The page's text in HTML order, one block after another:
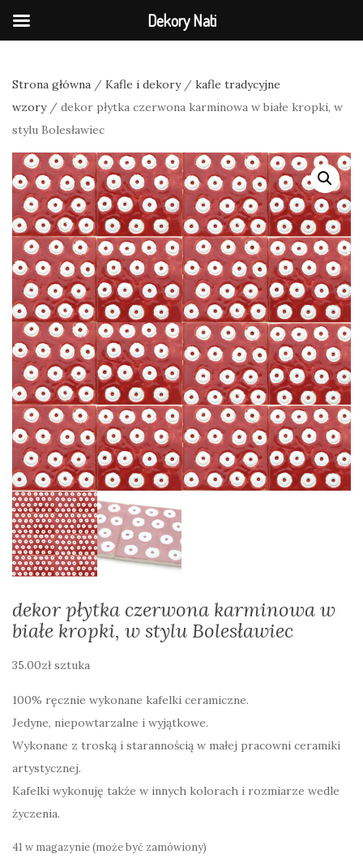
Strona główna / Kafle i dekory/ kafle tradycyjne
wzory/ dekor płytka czerwona karminowa w białe kropki, w
stylu Bolesławiec
dekor płytka czerwona karminowa w
białe kropki, w stylu Bolesławiec
35.00zł sztuka
100% ręcznie wykonane kafelki ceramiczne.
Jedyne, niepowtarzalne i wyjątkowe.
Wykonane z troską i starannością w małej pracowni ceramiki
artystycznej.
Kafelki wykonuję także w innych kolorach i rozmiarze wedle
życzenia.
41 w magazynie (może być zamówiony)
Dekory Nati